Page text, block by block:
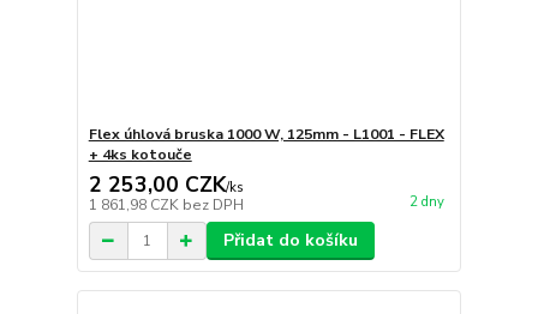
Flex úhlová bruska 1000 W, 125mm - L1001 - FLEX
+ 4ks kotouče
2 253,00 CZK/ks
1 861,98 CZK bez DPH 2 dny
Přidat do košíku